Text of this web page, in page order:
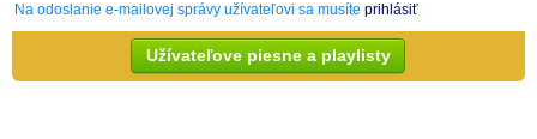
Na odoslanie e-mailovej správy užívateľovi sa musíte prihlásiť
Užívateľove piesne a playlisty